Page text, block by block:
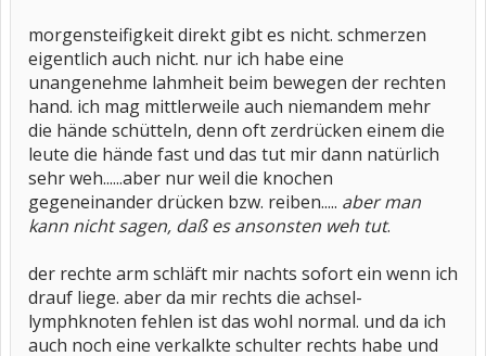
morgensteifigkeit direkt gibt es nicht. schmerzen
eigentlich auch nicht. nur ich habe eine
unangenehme lahmheit beim bewegen der rechten
hand. ich mag mittlerweile auch niemandem mehr
die hände schütteln, denn oft zerdrücken einem die
leute die hände fast und das tut mir dann natürlich
sehr weh......aber nur weil die knochen
gegeneinander drücken bzw. reiben..... aber man
kann nicht sagen, daß es ansonsten weh tut.
der rechte arm schläft mir nachts sofort ein wenn ich
drauf liege. aber da mir rechts die achsel-
lymphknoten fehlen ist das wohl normal. und da ich
auch noch eine verkalkte schulter rechts habe und